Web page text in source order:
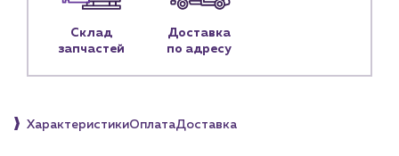
г. Краснодар, ул. Российская, 63
Склад
запчастей
Доставка
по адресу
ХарактеристикиОплатаДоставка